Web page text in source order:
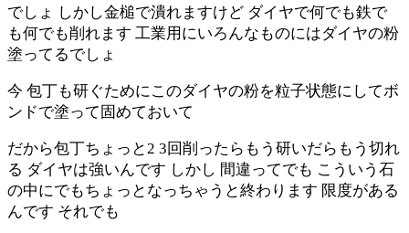
でしょ しかし金槌で潰れますけど ダイヤで何でも鉄で
も何でも削れます 工業用にいろんなものにはダイヤの粉
塗ってるでしょ
今 包丁も研ぐためにこのダイヤの粉を粒子状態にしてボ
ンドで塗って固めておいて
だから包丁ちょっと2 3回削ったらもう研いだらもう切れ
る ダイヤは強いんです しかし 間違ってでも こういう石
の中にでもちょっとなっちゃうと終わります 限度がある
んです それでも